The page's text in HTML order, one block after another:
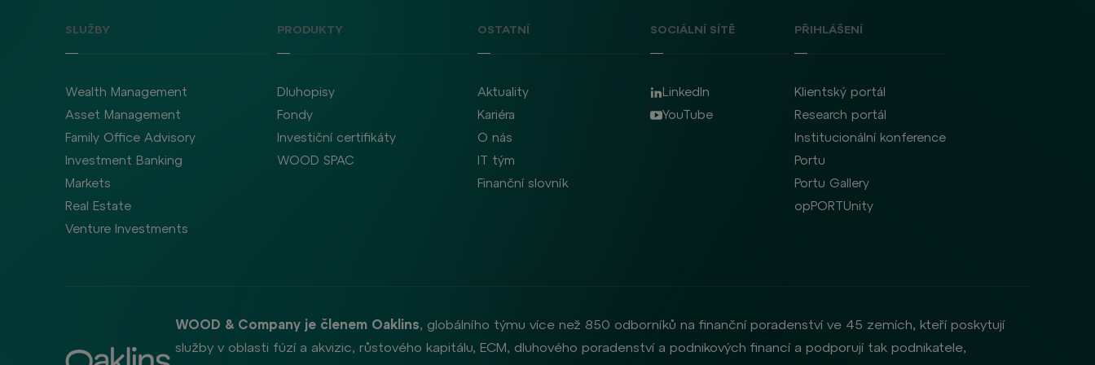
SLUŽBY
Wealth Management
Asset Management
Family Office Advisory
Investment Banking
Markets
Real Estate
Venture Investments
PRODUKTY
Dluhopisy
Fondy
Investiční certifikáty
WOOD SPAC
OSTATNÍ
Aktuality
Kariéra
O nás
IT tým
Finanční slovník
SOCIÁLNÍ SÍTĚ
LinkedIn
YouTube
PŘIHLÁŠENÍ
Klientský portál
Research portál
Institucionální konference
Portu
Portu Gallery
opPORTUnity
WOOD & Company je členem Oaklins, globálního týmu více než 850 odborníků na finanční poradenství ve 45 zemích, kteří poskytují
služby v oblasti fúzí a akvizic, růstového kapitálu, ECM, dluhového poradenství a podnikových financí a podporují tak podnikatele,